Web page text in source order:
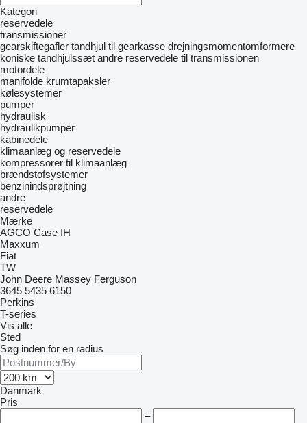
Kategori
reservedele
transmissioner
gearskiftegafler tandhjul til gearkasse drejningsmomentomformere
koniske tandhjulssæt andre reservedele til transmissionen
motordele
manifolde krumtapaksler
kølesystemer
pumper
hydraulisk
hydraulikpumper
kabinedele
klimaanlæg og reservedele
kompressorer til klimaanlæg
brændstofsystemer
benzinindsprøjtning
andre
reservedele
Mærke
AGCO Case IH
Maxxum
Fiat
TW
John Deere Massey Ferguson
3645 5435 6150
Perkins
T-series
Vis alle
Sted
Søg inden for en radius
Danmark
Pris
–